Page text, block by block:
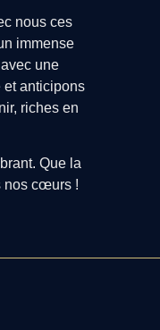
nous ces
immense
une
et anticipons
riches en
Que la
nos cœurs !